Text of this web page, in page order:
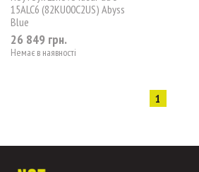
15ALC6 (82KU00C2US) Abyss
Blue
26 849 грн.
Немає в наявності
1